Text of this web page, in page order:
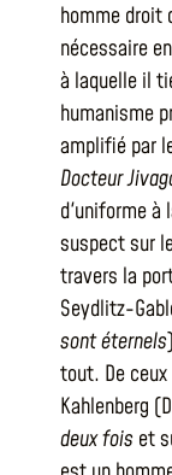
homme droit
nécessaire
à laquelle il
humanisme
amplifié par
Docteur
d'uniforme à
suspect sur
travers la
Seydlitz-
sont éternels
tout. De
Kahlenberg
deux fois et